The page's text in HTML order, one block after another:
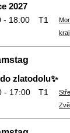
2027
- 18:00 T1
zlatodolu✨
- 17:00 T1